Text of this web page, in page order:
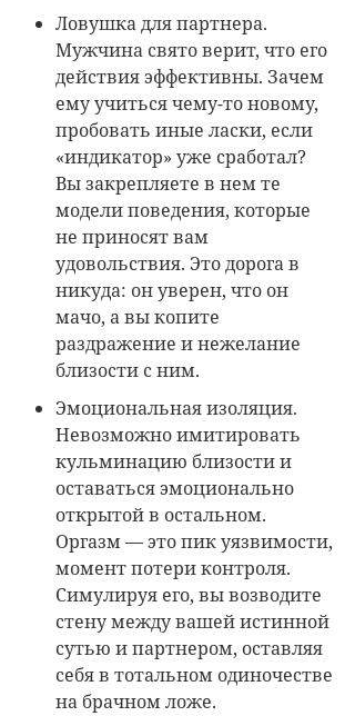
Ловушка для партнера.
Мужчина свято верит, что его
действия эффективны. Зачем
ему учиться чему-то новому,
пробовать иные ласки, если
«индикатор» уже сработал?
Вы закрепляете в нем те
модели поведения, которые
не приносят вам
удовольствия. Это дорога в
никуда: он уверен, что он
мачо, а вы копите
раздражение и нежелание
близости с ним.
Эмоциональная изоляция.
Невозможно имитировать
кульминацию близости и
оставаться эмоционально
открытой в остальном.
Оргазм — это пик уязвимости,
момент потери контроля.
Симулируя его, вы возводите
стену между вашей истинной
сутью и партнером, оставляя
себя в тотальном одиночестве
на брачном ложе.